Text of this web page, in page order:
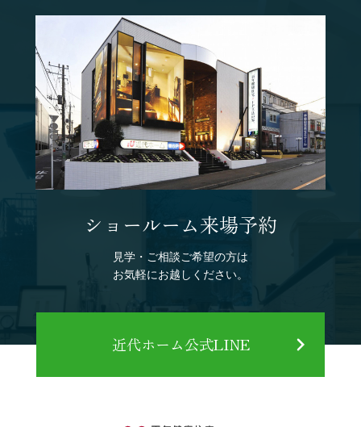
ショールーム来場予約
見学・ご相談ご希望の方は
お気軽にお越しください。
近代ホーム公式LINE